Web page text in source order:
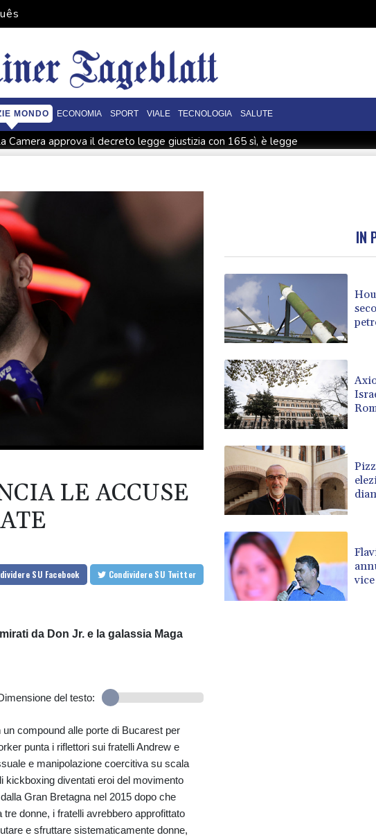
MONDO ECONOMIA SPORT VIALE TECNOLOGIA SALUTE
Camera approva il decreto legge giustizia con 165 sì, è legge
vede Tajani, Salvini e Lupi, punto prima della pausa estiva
seconda petroliera saudita nel Golfo di Aden
LE ACCUSE
SU Facebook Condividere SU Twitter
da Don Jr. e la galassia Maga
del testo:
compound alle porte di Bucarest per
punta i riflettori sui fratelli Andrew e
e manipolazione coercitiva su scala
kickboxing diventati eroi del movimento
Gran Bretagna nel 2015 dopo che
donne, i fratelli avrebbero approfittato
e sfruttare sistematicamente donne,
IN